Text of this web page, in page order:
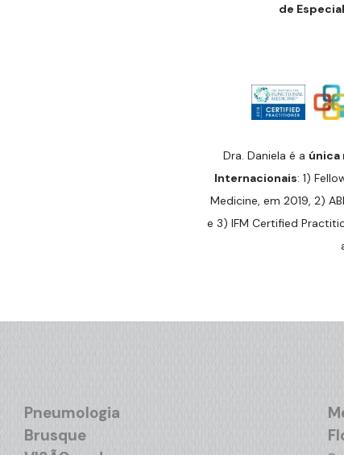
de
Dra. Daniela é a única
Internacionais: 1)
Medicine, em 2019, 2)
e 3) IFM Certified
Pneumologia
Brusque